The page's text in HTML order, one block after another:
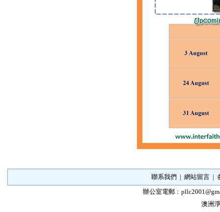
聯系我們 | 網站留言|
辦公室電郵﹕
澳洲